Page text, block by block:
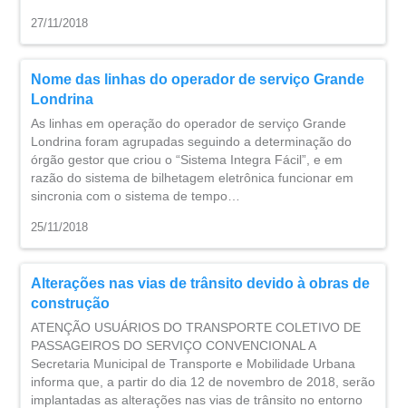
27/11/2018
Nome das linhas do operador de serviço Grande
Londrina
As linhas em operação do operador de serviço Grande
Londrina foram agrupadas seguindo a determinação do
órgão gestor que criou o “Sistema Integra Fácil”, e em
razão do sistema de bilhetagem eletrônica funcionar em
sincronia com o sistema de tempo…
25/11/2018
Alterações nas vias de trânsito devido à obras de
construção
ATENÇÃO USUÁRIOS DO TRANSPORTE COLETIVO DE
PASSAGEIROS DO SERVIÇO CONVENCIONAL A
Secretaria Municipal de Transporte e Mobilidade Urbana
informa que, a partir do dia 12 de novembro de 2018, serão
implantadas as alterações nas vias de trânsito no entorno